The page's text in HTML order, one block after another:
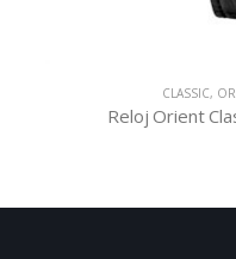
CLASSIC,
Reloj Orient